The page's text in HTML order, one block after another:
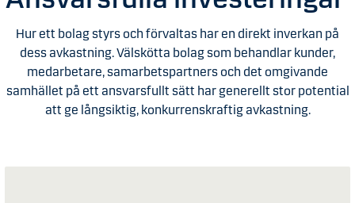
Hur ett bolag styrs och förvaltas har en direkt inverkan på
dess avkastning. Välskötta bolag som behandlar kunder,
medarbetare, samarbetspartners och det omgivande
samhället på ett ansvarsfullt sätt har generellt stor potential
att ge långsiktig, konkurrenskraftig avkastning.